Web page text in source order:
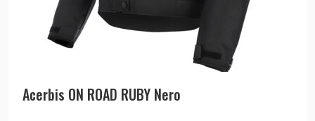
Acerbis ON ROAD RUBY Nero